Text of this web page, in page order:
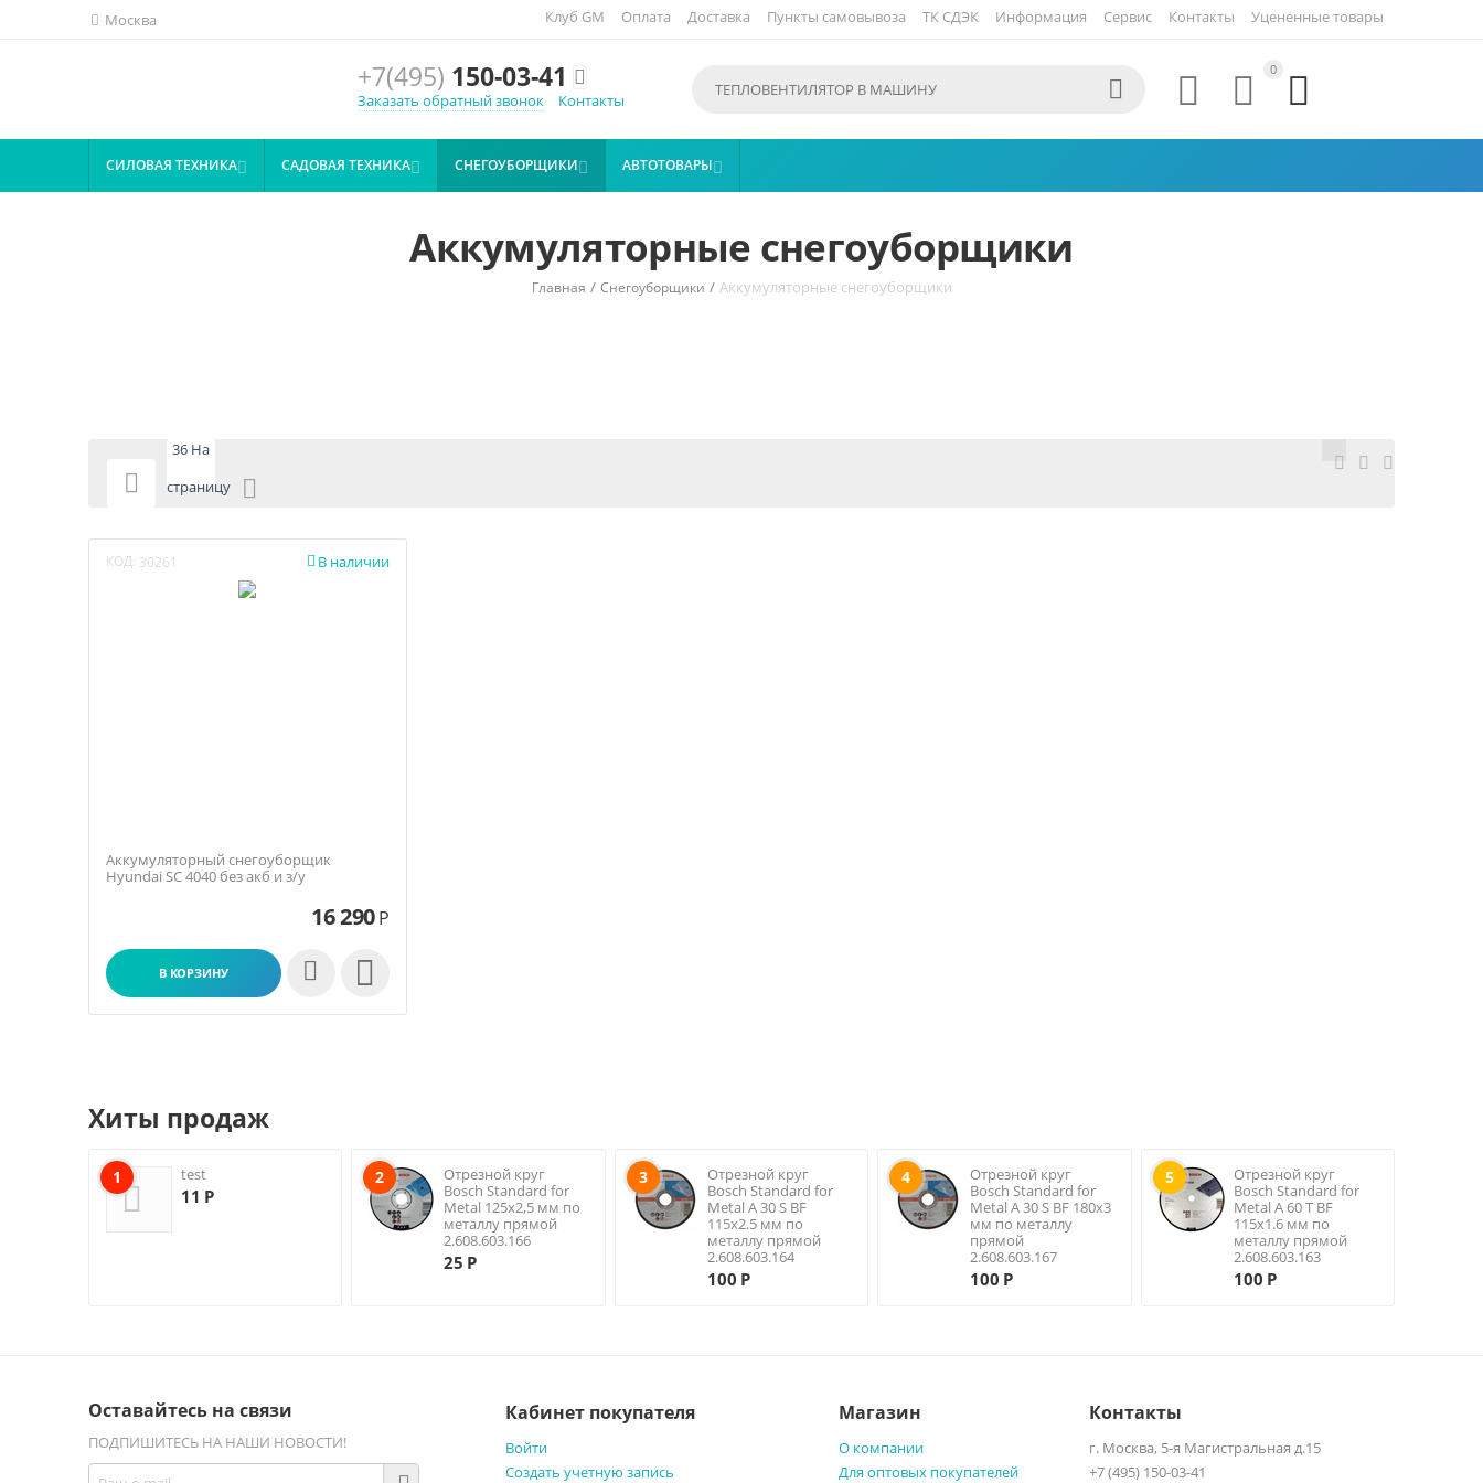
Москва Клуб GM Оплата Доставка Пункты самовывоза ТК СДЭК Информация Сервис Контакты Уцененные товары
+7(495) 150-03-41 
Заказать обратный звонок Контакты
0




СИЛОВАЯ ТЕХНИКА САДОВАЯ ТЕХНИКА СНЕГОУБОРЩИКИ АВТОТОВАРЫ
Аккумуляторные снегоуборщики
Главная / Снегоуборщики / Аккумуляторные снегоуборщики

36 На
страницу
КОД: 30261 В наличии

Аккумуляторный снегоуборщик
Hyundai SC 4040 без акб и з/у
16 290Р
В КОРЗИНУ 
Хиты продаж
1 test
11 Р
2
Отрезной круг
Bosch Standard for
Metal 125х2,5 мм по
металлу прямой
2.608.603.166
25 Р
3
Отрезной круг
Bosch Standard for
Metal A 30 S BF
115х2.5 мм по
металлу прямой
2.608.603.164
100 Р
4
Отрезной круг
Bosch Standard for
Metal A 30 S BF 180х3
мм по металлу
прямой
2.608.603.167
100 Р
5
Отрезной круг
Bosch Standard for
Metal A 60 T BF
115х1.6 мм по
металлу прямой
2.608.603.163
100 Р
Оставайтесь на связи
ПОДПИШИТЕСЬ НА НАШИ НОВОСТИ!
Кабинет покупателя
Войти
Создать учетную запись
Магазин
О компании
Для оптовых покупателей
Контакты
г. Москва, 5-я Магистральная д.15
+7 (495) 150-03-41